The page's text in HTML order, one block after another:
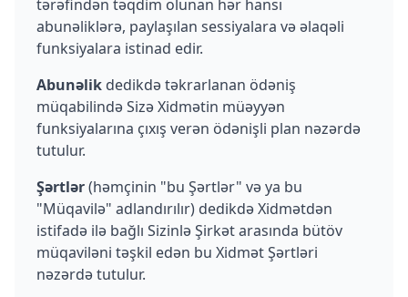
tərəfindən təqdim olunan hər hansı
abunəliklərə, paylaşılan sessiyalara və əlaqəli
funksiyalara istinad edir.
Abunəlik dedikdə təkrarlanan ödəniş
müqabilində Sizə Xidmətin müəyyən
funksiyalarına çıxış verən ödənişli plan nəzərdə
tutulur.
Şərtlər(həmçinin "bu Şərtlər" və ya bu
"Müqavilə" adlandırılır) dedikdə Xidmətdən
istifadə ilə bağlı Sizinlə Şirkət arasında bütöv
müqaviləni təşkil edən bu Xidmət Şərtləri
nəzərdə tutulur.